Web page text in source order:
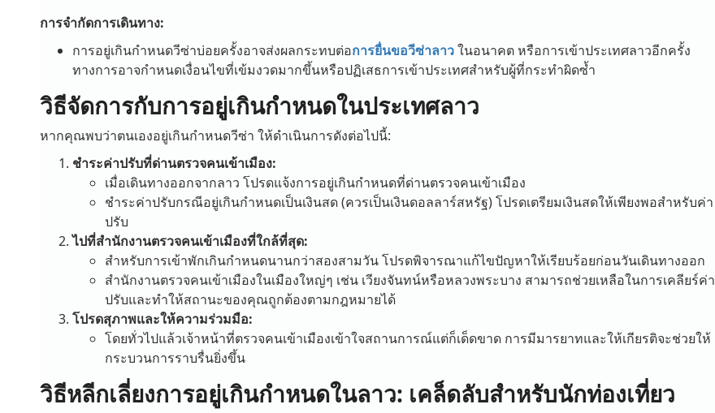
การจำกัดการเดินทาง:
การอยู่เกินกำหนดวีซ่าบ่อยครั้งอาจส่งผลกระทบต่อการยื่นขอวีซ่าลาวในอนาคต หรือการเข้าประเทศลาวอีกครั้ง
ทางการอาจกำหนดเงื่อนไขที่เข้มงวดมากขึ้นหรือปฏิเสธการเข้าประเทศสำหรับผู้ที่กระทำผิดซ้ำ
วิธีจัดการกับการอยู่เกินกำหนดในประเทศลาว
หากคุณพบว่าตนเองอยู่เกินกำหนดวีซ่า ให้ดำเนินการดังต่อไปนี้:
ชำระค่าปรับที่ด่านตรวจคนเข้าเมือง:
เมื่อเดินทางออกจากลาว โปรดแจ้งการอยู่เกินกำหนดที่ด่านตรวจคนเข้าเมือง
ชำระค่าปรับกรณีอยู่เกินกำหนดเป็นเงินสด (ควรเป็นเงินดอลลาร์สหรัฐ) โปรดเตรียมเงินสดให้เพียงพอสำหรับค่า
ปรับ
ไปที่สำนักงานตรวจคนเข้าเมืองที่ใกล้ที่สุด:
สำหรับการเข้าพักเกินกำหนดนานกว่าสองสามวัน โปรดพิจารณาแก้ไขปัญหาให้เรียบร้อยก่อนวันเดินทางออก
สำนักงานตรวจคนเข้าเมืองในเมืองใหญ่ๆ เช่น เวียงจันทน์หรือหลวงพระบาง สามารถช่วยเหลือในการเคลียร์ค่า
ปรับและทำให้สถานะของคุณถูกต้องตามกฎหมายได้
โปรดสุภาพและให้ความร่วมมือ:
โดยทั่วไปแล้วเจ้าหน้าที่ตรวจคนเข้าเมืองเข้าใจสถานการณ์แต่ก็เด็ดขาด การมีมารยาทและให้เกียรติจะช่วยให้
กระบวนการราบรื่นยิ่งขึ้น
วิธีหลีกเลี่ยงการอยู่เกินกำหนดในลาว: เคล็ดลับสำหรับนักท่องเที่ยว